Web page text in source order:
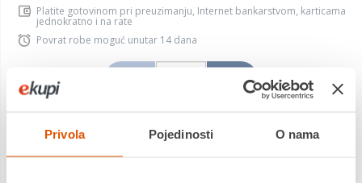
Privola Pojedinosti O nama
Platite gotovinom pri preuzimanju, Internet bankarstvom, karticama
jednokratno i na rate
Povrat robe moguć unutar 14 dana